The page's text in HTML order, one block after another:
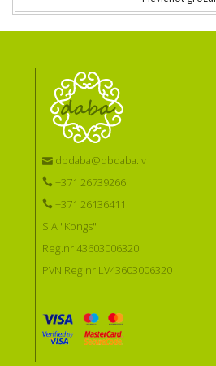
dbdaba@dbdaba.lv
+371 26739266
+371 26136411
SIA "Kongs"
Reģ.nr 43603006320
PVN Reģ.nr LV43603006320